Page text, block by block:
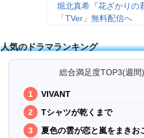
堀北真希『花ざかりの
「TVer」無料配信へ
人気のドラマランキング
総合満足度TOP3(週間)
VIVANT
Tシャツが乾くまで
夏色の雲が恋と嵐をまきお